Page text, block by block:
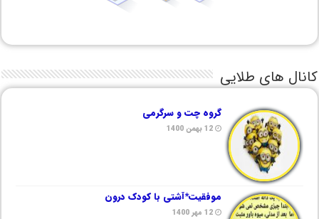
کانال های طلایی
گروه چت و سرگرمی
12 بهمن 1400
موفقیت*آشتی با کودک درون
12 مهر 1400